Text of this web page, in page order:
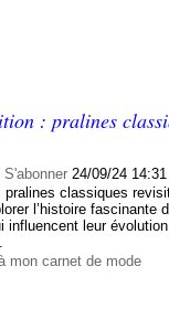
: pralines
S'abonner 24/09/24 14:31
pralines classiques
l’histoire fascinante
influencent leur
mon carnet de mode